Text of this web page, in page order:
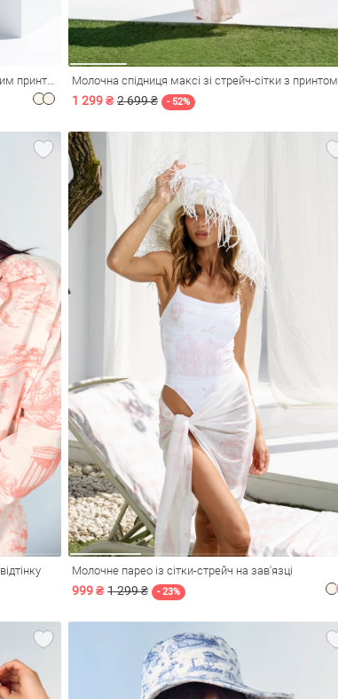
Молочна шовкова сукня-кімоно з морським принтом Молочна спідниця максі зі стрейч-сітки з принтом
1 299 ₴ 2 699 ₴ - 52%
Молочне парео із сітки-стрейч на зав'язці
999 ₴ 1 299 ₴ - 23%